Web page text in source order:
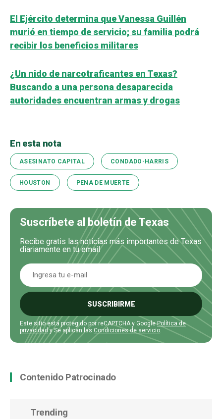
El Ejército determina que Vanessa Guillén
murió en tiempo de servicio; su familia podrá
recibir los beneficios militares
¿Un nido de narcotraficantes en Texas?
Buscando a una persona desaparecida
autoridades encuentran armas y drogas
En esta nota
ASESINATO CAPITAL CONDADO-HARRIS
HOUSTON PENA DE MUERTE
Suscríbete al boletín de Texas
Recibe gratis las noticias más importantes de Texas
diariamente en tu email
SUSCRIBIRME
Este sitio está protegido por reCAPTCHA y GooglePolítica de
privacidady Se aplican las Condiciones de servicio.
Contenido Patrocinado
Trending